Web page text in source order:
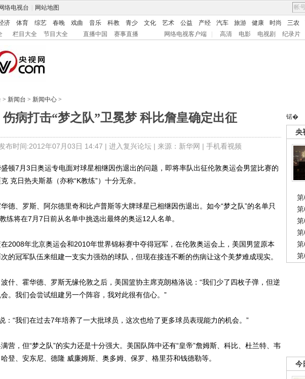
络电视台 网站地图
济 体育 综艺 春晚 戏曲 音乐 科教 青少 文化 艺术 公益 产经 汽车 旅游 健康 时尚 三农
栏目大全 节目大全 直播中国 赛事直播 网络电视客户端 高清 电影 电视剧 纪录片
> 新闻台 > 新闻中心 >
伤病打击“梦之队”卫冕梦 科比詹皇确定出征
布时间:2012年07月03日 14:47 | 进入复兴论坛| 来源：新华网 | 手机看视频
锘�
央
今
7月3日奥运专电面对球星相继因伤退出的问题，即将率队出征伦敦奥运会男篮比赛的
克日热夫斯基（亦称“K教练”）十分无奈。
、罗斯、阿尔德里奇和比卢普斯等大牌球星已相继因伤退出。如今“梦之队”的名单只
练将在7月7日前从名单中挑选出最终的奥运12人名单。
年北京奥运会和2010年世界锦标赛中夺得冠军，在伦敦奥运会上，美国男篮原本
的冠军队伍来组建一支实力强劲的球队，但现在接连不断的伤病让这个美梦难成现实。
、霍华德、罗斯无缘伦敦之后，美国篮协主席克朗格洛说：“我们少了四枚子弹，但逆
。我们会尝试组建另一个阵容，我对此很有信心。”
“我们在过去7年培养了一大批球员，这次也给了更多球员表现能力的机会。”
，但“梦之队”的实力还是十分强大。美国队阵中还有“皇帝”詹姆斯、科比、杜兰特、韦
登、安东尼、德隆 威廉姆斯、奥多姆、保罗、格里芬和钱德勒等。